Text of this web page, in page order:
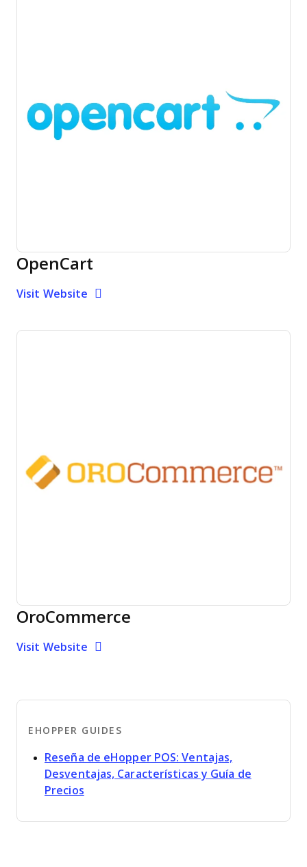
OpenCart
Visit Website Opens New Window
OroCommerce
Visit Website Opens New Window
EHOPPER GUIDES
Reseña de eHopper POS: Ventajas,
Desventajas, Características y Guía de
PreciosOpens new window